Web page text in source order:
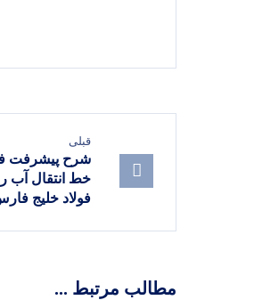
قبلی
شرح پیشرفت
فولاد خلیج
مطالب مرتبط ...